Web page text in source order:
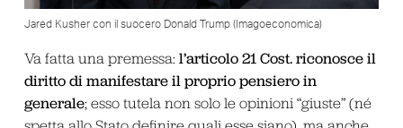
Jared Kusher con il suocero Donald Trump (Imagoeconomica)
Va fatta una premessa: l’articolo 21 Cost. riconosce il
diritto di manifestare il proprio pensiero in
generale; esso tutela non solo le opinioni “giuste” (né